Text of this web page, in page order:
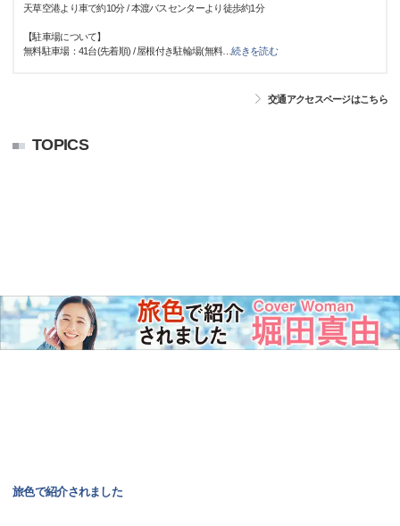
天草空港より車で約10分 / 本渡バスセンターより徒歩約1分
【駐車場について】
無料駐車場：41台(先着順) / 屋根付き駐輪場(無料…続きを読む
交通アクセスページはこちら
TOPICS
旅色で紹介されました